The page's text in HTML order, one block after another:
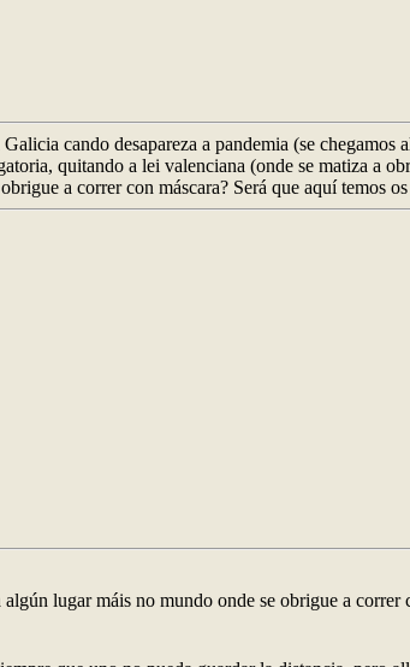
cando desapareza a pandemia (se
quitando a lei valenciana (onde se matiza a
a correr con máscara? Será que aquí temos
lugar máis no mundo onde se obrigue a